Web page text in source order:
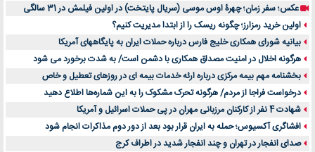
عکس؛ سفر زمان؛ چهرۀ اوس موسی (سریال پایتخت) در اولین فیلمش در 31 سالگی
اولین خرید رمزارز؛ چگونه ریسک را از ابتدا مدیریت کنیم؟
بیانیه شورای همکاری خلیج فارس درباره حملات ایران به پایگاههای آمریکا
هرگونه اخلال در امنیت مصداق همکاری با دشمن است/ به شدت برخورد می شود
بخشنامه مهم بیمه مرکزی درباره ارئه خدمات بیمه ای در روزهای تعطیل و خاص
درخواست فراجا از مردم/ هرگونه تحرک مشکوک را به این شماره‌ها اطلاع دهید
شهادت 4 نفر از کارکنان مرزبانی مهران در پی حملات اسرائیل و آمریکا
افشاگری آکسیوس؛ حمله به ایران قرار بود بعد از دور دوم مذاکرات انجام شود
صدای انفجار در تهران و چند انفجار شدید در اطراف کرج